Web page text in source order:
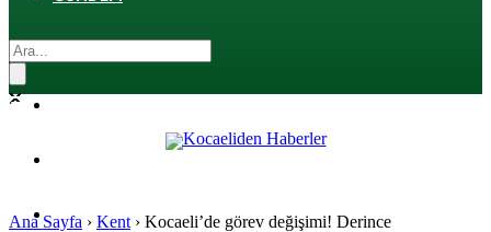
SPOR
Ana Sayfa › Kent › Kocaeli’de görev değişimi! Derince